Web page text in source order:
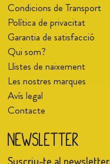
Condicions de Transport
Política de privacitat
Garantia de satisfacció
Qui som?
Llistes de naixement
Les nostres marques
Avís legal
Contacte
Newsletter
Suscriu-te al newsletter